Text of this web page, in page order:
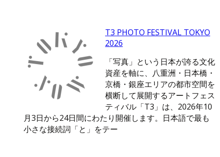
T3 PHOTO FESTIVAL TOKYO
2026
「写真」という日本が誇る文化
資産を軸に、八重洲・日本橋・
京橋・銀座エリアの都市空間を
横断して展開するアートフェス
ティバル「T3」は、2026年10
月3日から24日間にわたり開催します。日本語で最も
小さな接続詞「と」をテー